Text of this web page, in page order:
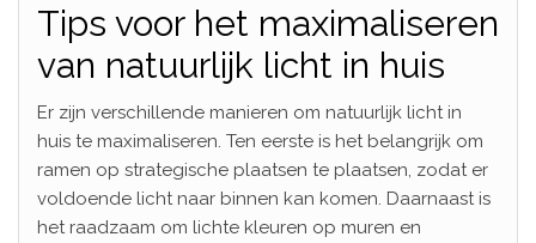
Tips voor het maximaliseren
van natuurlijk licht in huis
Er zijn verschillende manieren om natuurlijk licht in
huis te maximaliseren. Ten eerste is het belangrijk om
ramen op strategische plaatsen te plaatsen, zodat er
voldoende licht naar binnen kan komen. Daarnaast is
het raadzaam om lichte kleuren op muren en